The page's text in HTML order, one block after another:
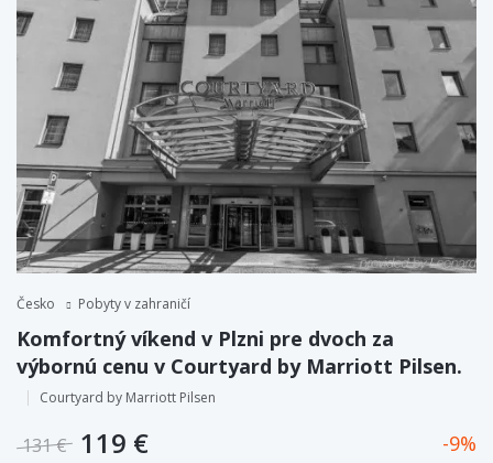
Česko Pobyty v zahraničí
Komfortný víkend v Plzni pre dvoch za
výbornú cenu v Courtyard by Marriott Pilsen.
Courtyard by Marriott Pilsen
131 € 119 € 9